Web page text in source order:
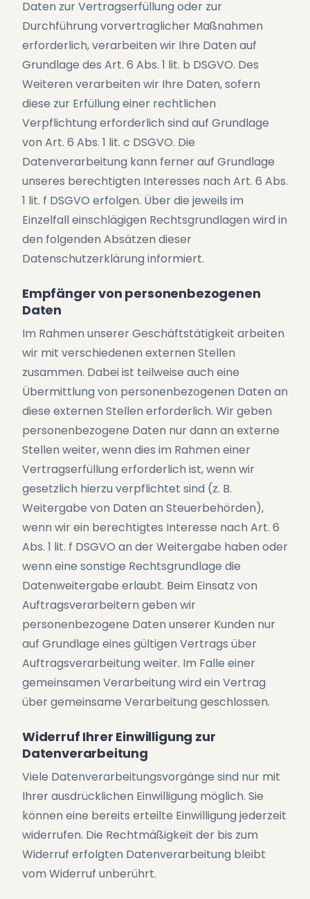
Daten zur Vertragserfüllung oder zur
Durchführung vorvertraglicher Maßnahmen
erforderlich, verarbeiten wir Ihre Daten auf
Grundlage des Art. 6 Abs. 1 lit. b DSGVO. Des
Weiteren verarbeiten wir Ihre Daten, sofern
diese zur Erfüllung einer rechtlichen
Verpflichtung erforderlich sind auf Grundlage
von Art. 6 Abs. 1 lit. c DSGVO. Die
Datenverarbeitung kann ferner auf Grundlage
unseres berechtigten Interesses nach Art. 6 Abs.
1 lit. f DSGVO erfolgen. Über die jeweils im
Einzelfall einschlägigen Rechtsgrundlagen wird in
den folgenden Absätzen dieser
Datenschutzerklärung informiert.
Empfänger von personenbezogenen
Daten
Im Rahmen unserer Geschäftstätigkeit arbeiten
wir mit verschiedenen externen Stellen
zusammen. Dabei ist teilweise auch eine
Übermittlung von personenbezogenen Daten an
diese externen Stellen erforderlich. Wir geben
personenbezogene Daten nur dann an externe
Stellen weiter, wenn dies im Rahmen einer
Vertragserfüllung erforderlich ist, wenn wir
gesetzlich hierzu verpflichtet sind (z. B.
Weitergabe von Daten an Steuerbehörden),
wenn wir ein berechtigtes Interesse nach Art. 6
Abs. 1 lit. f DSGVO an der Weitergabe haben oder
wenn eine sonstige Rechtsgrundlage die
Datenweitergabe erlaubt. Beim Einsatz von
Auftragsverarbeitern geben wir
personenbezogene Daten unserer Kunden nur
auf Grundlage eines gültigen Vertrags über
Auftragsverarbeitung weiter. Im Falle einer
gemeinsamen Verarbeitung wird ein Vertrag
über gemeinsame Verarbeitung geschlossen.
Widerruf Ihrer Einwilligung zur
Datenverarbeitung
Viele Datenverarbeitungsvorgänge sind nur mit
Ihrer ausdrücklichen Einwilligung möglich. Sie
können eine bereits erteilte Einwilligung jederzeit
widerrufen. Die Rechtmäßigkeit der bis zum
Widerruf erfolgten Datenverarbeitung bleibt
vom Widerruf unberührt.